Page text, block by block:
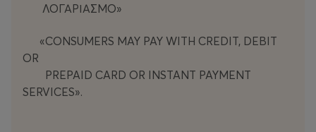
ΛΟΓΑΡΙΑΣΜΟ»
«CONSUMERS MAY PAY WITH CREDIT, DEBIT
OR
PREPAID CARD OR INSTANT PAYMENT
SERVICES».